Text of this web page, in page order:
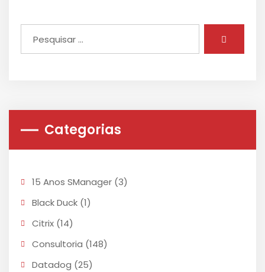
Categorias
15 Anos SManager (3)
Black Duck (1)
Citrix (14)
Consultoria (148)
Datadog (25)